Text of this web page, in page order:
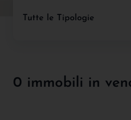
Tutte le Tipologie
0 immobili in